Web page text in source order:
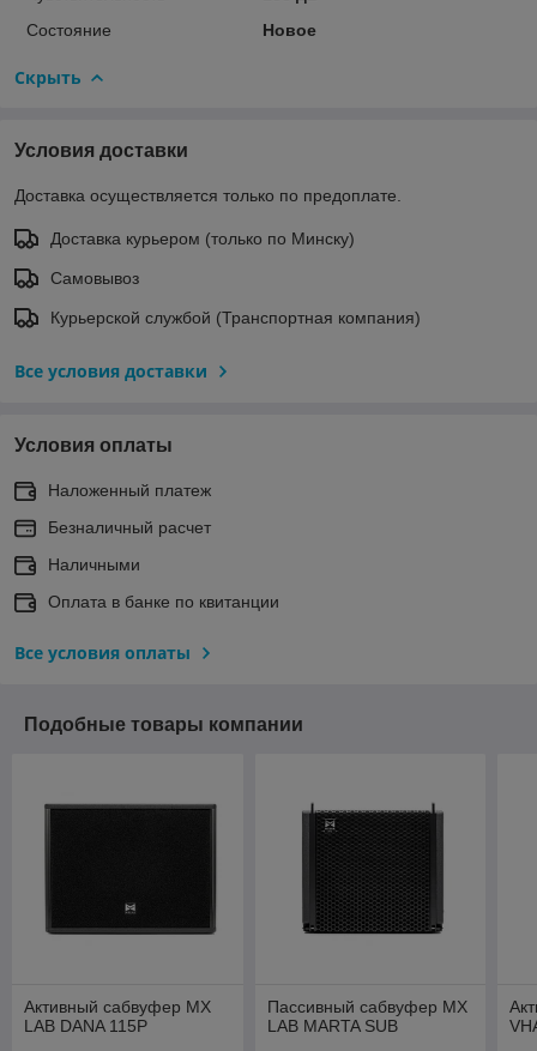
Состояние
Новое
Скрыть
Условия доставки
Доставка осуществляется только по предоплате.
Доставка курьером (только по Минску)
Самовывоз
Курьерской службой (Транспортная компания)
Все условия доставки
Условия оплаты
Наложенный платеж
Безналичный расчет
Наличными
Оплата в банке по квитанции
Все условия оплаты
Подобные товары компании
Активный сабвуфер MX
LAB DANA 115P
Пассивный сабвуфер MX
LAB MARTA SUB